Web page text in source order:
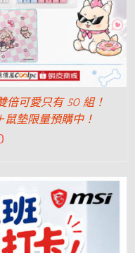
倍可愛只有 50 組！
墊限量預購中！